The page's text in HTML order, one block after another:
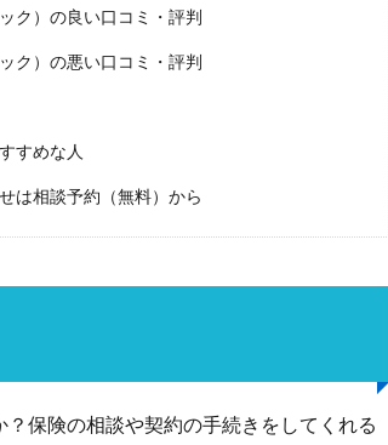
ク）の良い口コミ・評判
ク）の悪い口コミ・評判
すめな人
は相談予約（無料）から
保険の相談や契約の手続きをしてくれる